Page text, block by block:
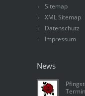
Sitemap
XML Sitemap
Datenschutz
Impressum
News